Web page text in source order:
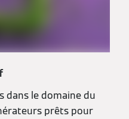
dans le domaine du
prêts pour